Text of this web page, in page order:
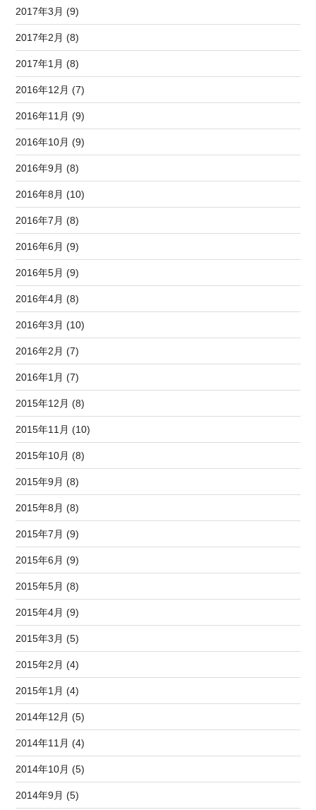
2017年3月 (9)
2017年2月 (8)
2017年1月 (8)
2016年12月 (7)
2016年11月 (9)
2016年10月 (9)
2016年9月 (8)
2016年8月 (10)
2016年7月 (8)
2016年6月 (9)
2016年5月 (9)
2016年4月 (8)
2016年3月 (10)
2016年2月 (7)
2016年1月 (7)
2015年12月 (8)
2015年11月 (10)
2015年10月 (8)
2015年9月 (8)
2015年8月 (8)
2015年7月 (9)
2015年6月 (9)
2015年5月 (8)
2015年4月 (9)
2015年3月 (5)
2015年2月 (4)
2015年1月 (4)
2014年12月 (5)
2014年11月 (4)
2014年10月 (5)
2014年9月 (5)